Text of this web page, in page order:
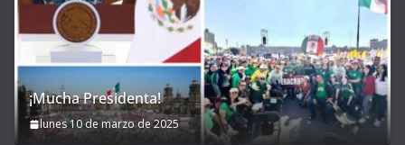
¡Mucha Presidenta!
lunes 10 de marzo de 2025